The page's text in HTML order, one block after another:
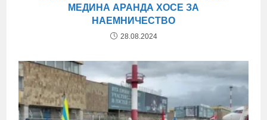
МЕДИНА АРАНДА ХОСЕ ЗА
НАЕМНИЧЕСТВО
28.08.2024